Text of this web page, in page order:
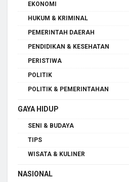
EKONOMI
HUKUM & KRIMINAL
PEMERINTAH DAERAH
PENDIDIKAN & KESEHATAN
PERISTIWA
POLITIK
POLITIK & PEMERINTAHAN
GAYA HIDUP
SENI & BUDAYA
TIPS
WISATA & KULINER
NASIONAL